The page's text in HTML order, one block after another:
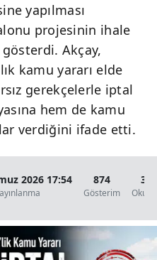
Bursa
Çanakkale
Çankırı
Çorum
Denizli
Diyarbakır
Edirne
Erzincan
yapılması
projesinin ihale
Akçay,
kamu yararı elde
gerekçelerle iptal
hem de kamu
verdiğini ifade etti.
2026 17:54 874
Gösterim
3